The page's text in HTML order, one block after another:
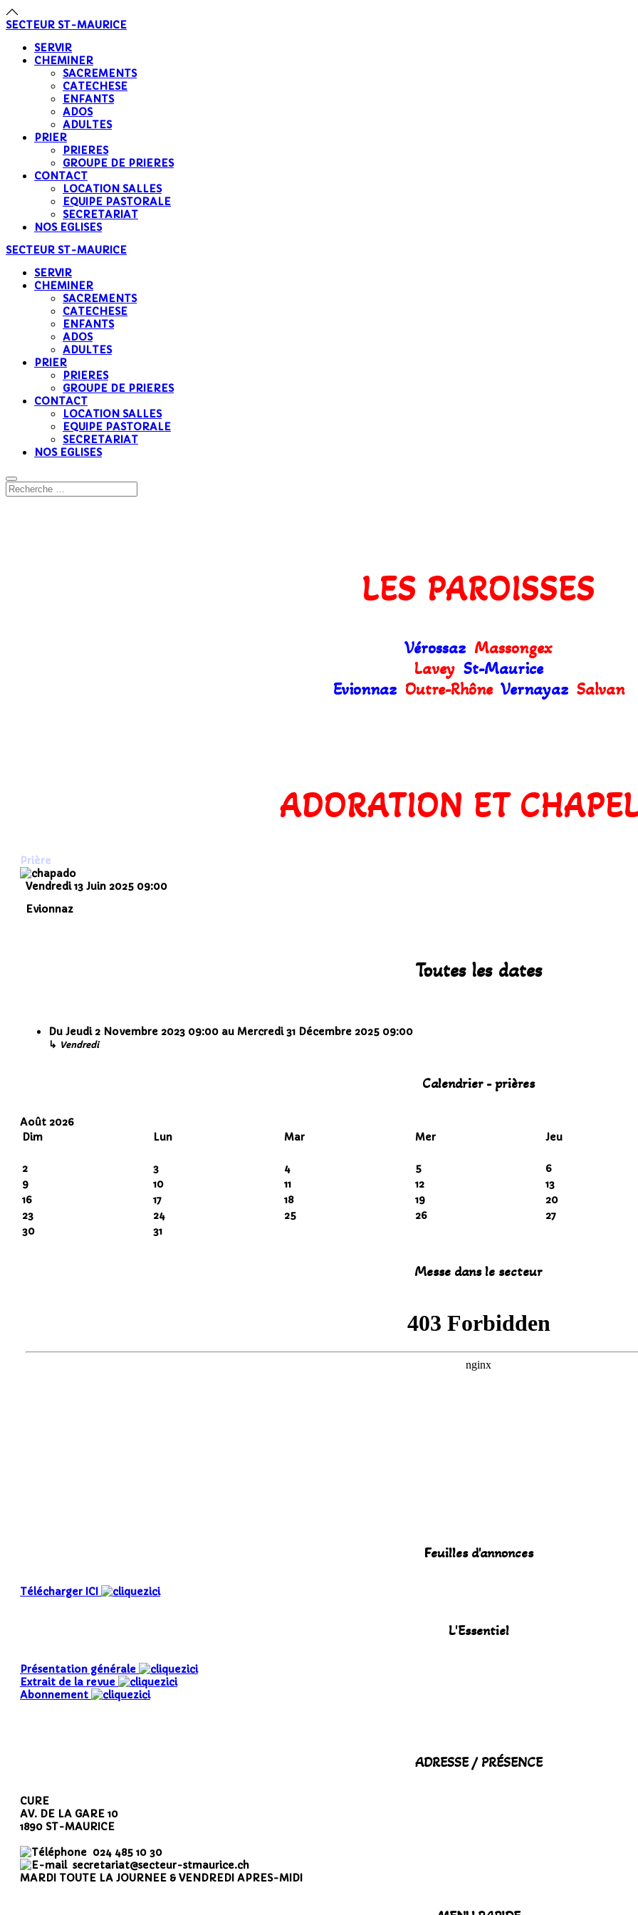
SECTEUR ST-MAURICE
SERVIR
CHEMINER
SACREMENTS
CATECHESE
ENFANTS
ADOS
ADULTES
PRIER
PRIERES
GROUPE DE PRIERES
CONTACT
LOCATION SALLES
EQUIPE PASTORALE
SECRETARIAT
NOS EGLISES
SECTEUR ST-MAURICE
SERVIR
CHEMINER
SACREMENTS
CATECHESE
ENFANTS
ADOS
ADULTES
PRIER
PRIERES
GROUPE DE PRIERES
CONTACT
LOCATION SALLES
EQUIPE PASTORALE
SECRETARIAT
NOS EGLISES
LES PAROISSES
Vérossaz Massongex
Lavey St-Maurice
Evionnaz Outre-Rhône Vernayaz Salvan
ADORATION ET
Prière
Vendredi 13 Juin 2025 09:00
Evionnaz
Toutes les dates
Du Jeudi 2 Novembre 2023 09:00 au Mercredi 31 Décembre 2025 09:00
↳ Vendredi
Calendrier - prières
Août 2026
Dim
Lun Mar Mer Jeu
2 3 4 5
6
9
10 11 12
13
16
17 18 19
20
23
24 25 26
27
30
31
Messe dans le secteur
Feuilles d'annonces
Télécharger ICI
L'Essentiel
Présentation générale
Extrait de la revue
Abonnement
ADRESSE / PRÉSENCE
CURE
AV. DE LA GARE 10
1890 ST-MAURICE
024 485 10 30
secretariat@secteur-stmaurice.ch
MARDI TOUTE LA JOURNEE & VENDREDI APRES-MIDI